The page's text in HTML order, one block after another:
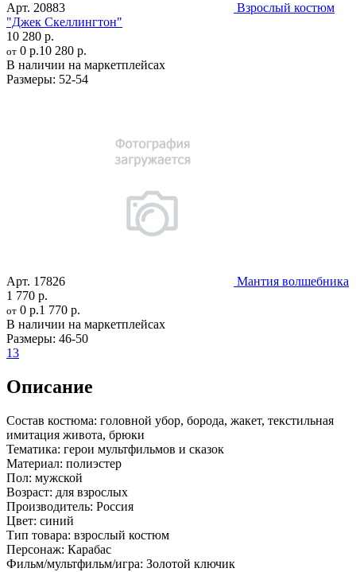
Арт. 20883
Взрослый костюм
"Джек Скеллингтон"
10 280 р.
от 0 р.10 280 р.
В наличии на маркетплейсах
Размеры: 52-54
Арт. 17826
Мантия волшебника
1 770 р.
от 0 р.1 770 р.
В наличии на маркетплейсах
Размеры: 46-50
13
Описание
Состав костюма: головной убор, борода, жакет, текстильная
имитация живота, брюки
Тематика: герои мультфильмов и сказок
Материал: полиэстер
Пол: мужской
Возраст: для взрослых
Производитель: Россия
Цвет: синий
Тип товара: взрослый костюм
Персонаж: Карабас
Фильм/мультфильм/игра: Золотой ключик